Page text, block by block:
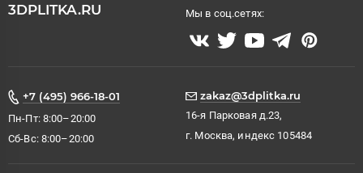
3DPLITKA.RU Мы в соц.сетях:
+7 (495) 966-18-01
Пн-Пт: 8:00–20:00
Сб-Вс: 8:00–20:00
zakaz@3dplitka.ru
16-я Парковая д.23,
г. Москва, индекс 105484